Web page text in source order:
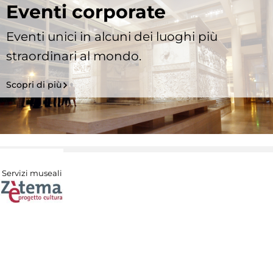
Eventi corporate
Eventi unici in alcuni dei luoghi più
straordinari al mondo.
Scopri di più
Servizi museali